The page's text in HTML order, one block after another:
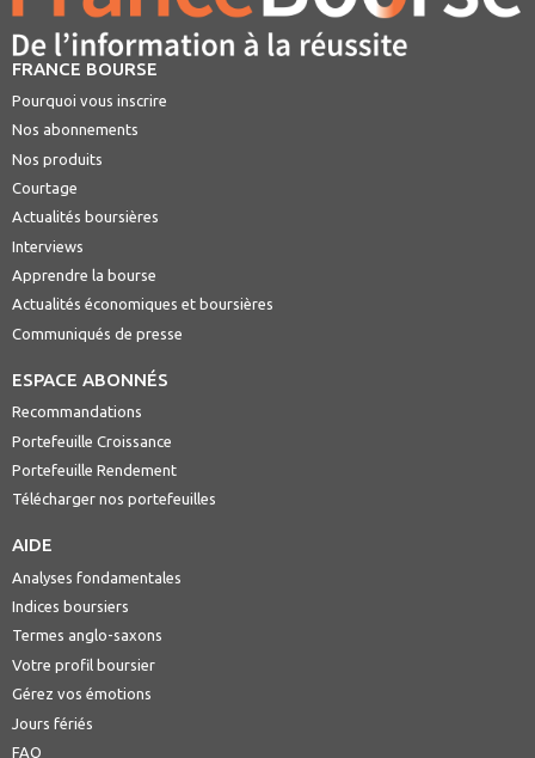
FRANCE BOURSE
Pourquoi vous inscrire
Nos abonnements
Nos produits
Courtage
Actualités boursières
Interviews
Apprendre la bourse
Actualités économiques et boursières
Communiqués de presse
ESPACE ABONNÉS
Recommandations
Portefeuille Croissance
Portefeuille Rendement
Télécharger nos portefeuilles
AIDE
Analyses fondamentales
Indices boursiers
Termes anglo-saxons
Votre profil boursier
Gérez vos émotions
Jours fériés
FAQ